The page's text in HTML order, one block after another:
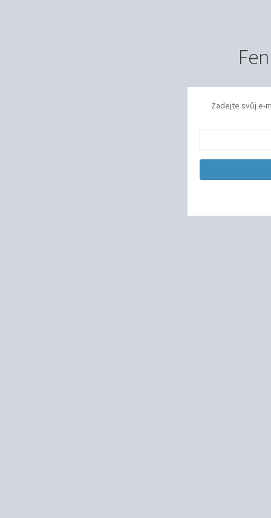
Zadejte svůj e-